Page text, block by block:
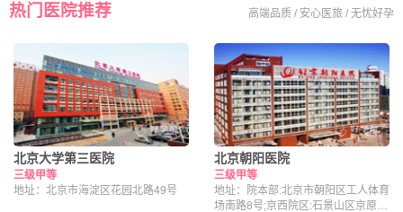
热门医院推荐 高端品质 / 安心医旅 / 无忧好孕
北京大学第三医院
三级甲等
地址：北京市海淀区花园北路49号
北京朝阳医院
三级甲等
地址：院本部:北京市朝阳区工人体育
场南路8号;京西院区:石景山区京原路